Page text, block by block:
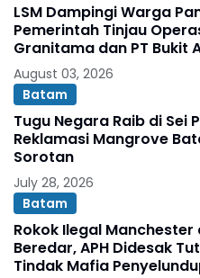
LSM Dampingi Warga
Pemerintah Tinjau
Granitama dan PT Bukit
August 03, 2026
Batam
Tugu Negara Raib di Sei
Reklamasi Mangrove
Sorotan
July 28, 2026
Batam
Rokok Ilegal Manchester
Beredar, APH Didesak
Tindak Mafia